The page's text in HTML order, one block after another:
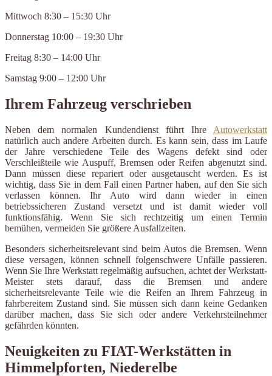
Mittwoch 8:30 – 15:30 Uhr
Donnerstag 10:00 – 19:30 Uhr
Freitag 8:30 – 14:00 Uhr
Samstag 9:00 – 12:00 Uhr
Ihrem Fahrzeug verschrieben
Neben dem normalen Kundendienst führt Ihre Autowerkstatt
natürlich auch andere Arbeiten durch. Es kann sein, dass im Laufe
der Jahre verschiedene Teile des Wagens defekt sind oder
Verschleißteile wie Auspuff, Bremsen oder Reifen abgenutzt sind.
Dann müssen diese repariert oder ausgetauscht werden. Es ist
wichtig, dass Sie in dem Fall einen Partner haben, auf den Sie sich
verlassen können. Ihr Auto wird dann wieder in einen
betriebssicheren Zustand versetzt und ist damit wieder voll
funktionsfähig. Wenn Sie sich rechtzeitig um einen Termin
bemühen, vermeiden Sie größere Ausfallzeiten.
Besonders sicherheitsrelevant sind beim Autos die Bremsen. Wenn
diese versagen, können schnell folgenschwere Unfälle passieren.
Wenn Sie Ihre Werkstatt regelmäßig aufsuchen, achtet der Werkstatt-
Meister stets darauf, dass die Bremsen und andere
sicherheitsrelevante Teile wie die Reifen an Ihrem Fahrzeug in
fahrbereitem Zustand sind. Sie müssen sich dann keine Gedanken
darüber machen, dass Sie sich oder andere Verkehrsteilnehmer
gefährden könnten.
Neuigkeiten zu FIAT-Werkstätten in
Himmelpforten, Niederelbe